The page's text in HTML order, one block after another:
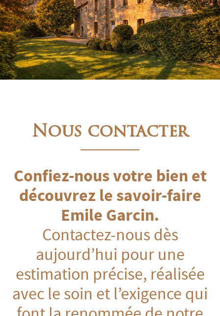
Nous contacter
Confiez-nous votre bien et
découvrez le savoir-faire
Emile Garcin.
Contactez-nous dès
aujourd’hui pour une
estimation précise, réalisée
avec le soin et l’exigence qui